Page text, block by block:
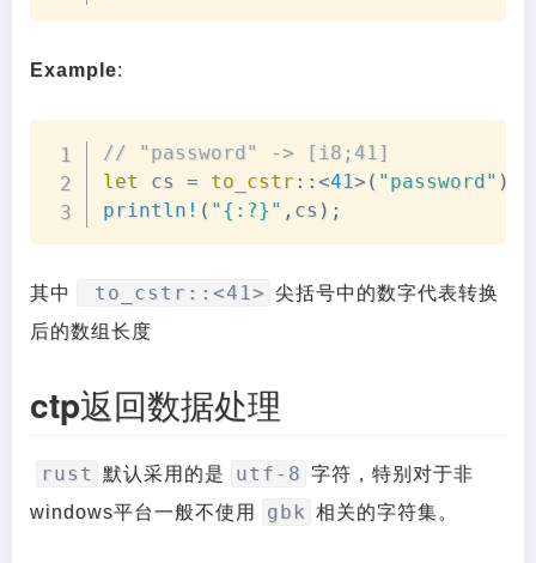
Example:
// "password" -> [i8;41]
let cs = to_cstr :: <41> ( "password" )
println! ( "{:?}" , cs ) ;
其中 to_cstr::<41>
尖括号中的数字代表转换
后的数组长度
ctp返回数据处理
rust 默认采用的是 utf-8 字符，特别对于非
windows平台一般不使用
gbk 相关的字符集。